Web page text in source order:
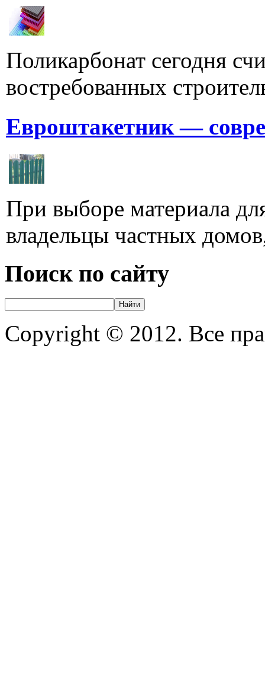
Поликарбонат сегодня
востребованных
Евроштакетник —
При выборе материала
владельцы частных
Поиск по сайту
Copyright © 2012. Все